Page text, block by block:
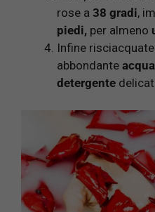
rose a 38 gradi,
piedi, per almeno
Infine
abbondante
detergente